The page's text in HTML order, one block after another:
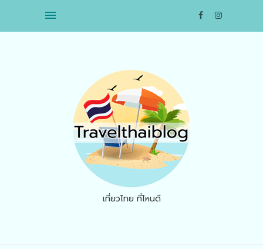
เที่ยวไทย ที่ไหนดี